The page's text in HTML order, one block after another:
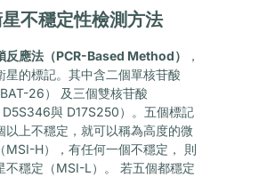
不穩定性檢測方法
反應法（PCR-Based Method）
，
星的標記。其中含二個單核苷酸
BAT-26） 及三個雙核苷酸
D5S346與 D17S250）。五個標記
以上不穩定，就可以稱為高度的微
MSI-H），有任何一個不穩定， 則
不穩定（MSI-L）。 若五個都穩定